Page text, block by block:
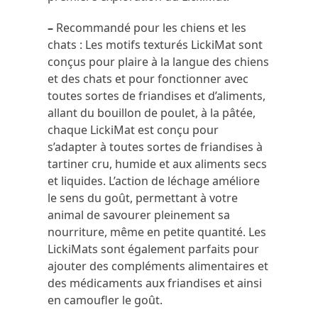
– Recommandé pour les chiens et les
chats : Les motifs texturés LickiMat sont
conçus pour plaire à la langue des chiens
et des chats et pour fonctionner avec
toutes sortes de friandises et d’aliments,
allant du bouillon de poulet, à la pâtée,
chaque LickiMat est conçu pour
s’adapter à toutes sortes de friandises à
tartiner cru, humide et aux aliments secs
et liquides. L’action de léchage améliore
le sens du goût, permettant à votre
animal de savourer pleinement sa
nourriture, même en petite quantité. Les
LickiMats sont également parfaits pour
ajouter des compléments alimentaires et
des médicaments aux friandises et ainsi
en camoufler le goût.